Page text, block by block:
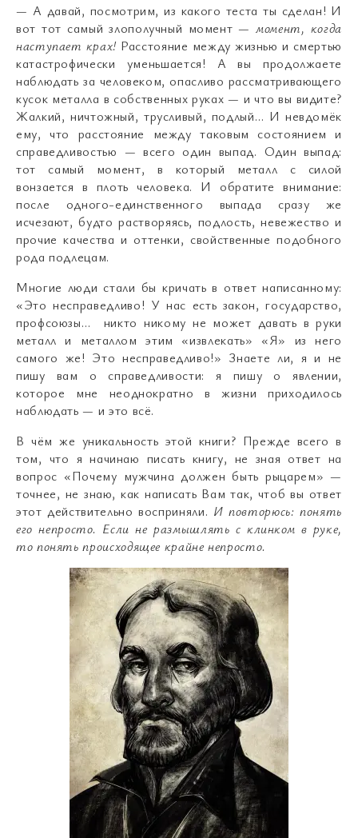
— А давай, посмотрим, из какого теста ты сделан! И
вот тот самый злополучный момент—момент, когда
наступает крах! Расстояние между жизнью и смертью
катастрофически уменьшается! А вы продолжаете
наблюдать за человеком, опасливо рассматривающего
кусок металла в собственных руках— и что вы видите?
Жалкий, ничтожный, трусливый, подлый… И невдомёк
ему, что расстояние между таковым состоянием и
справедливостью — всего один выпад. Один выпад:
тот самый момент, в который металл с силой
вонзается в плоть человека. И обратите внимание:
после одного-единственного выпада сразу же
исчезают, будто растворяясь, подлость, невежество и
прочие качества и оттенки, свойственные подобного
рода подлецам.
Многие люди стали бы кричать в ответ написанному:
«Это несправедливо! У нас есть закон, государство,
профсоюзы… никто никому не может давать в руки
металл и металлом этим «извлекать» «Я» из него
самого же! Это несправедливо!» Знаете ли, я и не
пишу вам о справедливости: я пишу о явлении,
которое мне неоднократно в жизни приходилось
наблюдать— и это всё.
В чём же уникальность этой книги? Прежде всего в
том, что я начинаю писать книгу, не зная ответ на
вопрос «Почему мужчина должен быть рыцарем»—
точнее, не знаю, как написать Вам так, чтоб вы ответ
этот действительно восприняли. И повторюсь: понять
его непросто. Если не размышлять с клинком в руке,
то понять происходящее крайне непросто.